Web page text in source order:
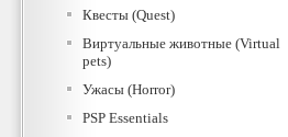
Квесты (Quest)
Виртуальные животные (Virtual
pets)
Ужасы (Horror)
PSP Essentials